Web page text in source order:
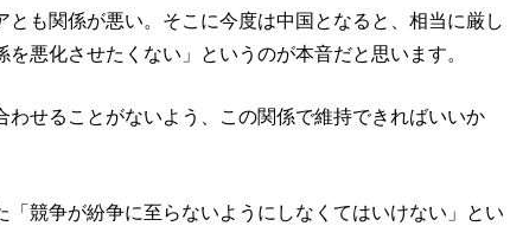
とも関係が悪い。そこに今度は中国となると、相当に厳し
悪化させたくない」というのが本音だと思います。
わせることがないよう、この関係で維持できればいいか
「競争が紛争に至らないようにしなくてはいけない」とい